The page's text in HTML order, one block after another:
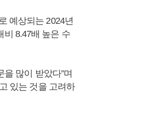
예상되는 2024년
비 8.47배 높은 수
많이 받았다”며
있는 것을 고려하